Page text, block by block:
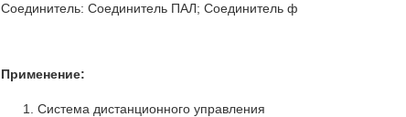
Соединитель: Соединитель ПАЛ; Соединитель ф
Применение:
Система дистанционного управления